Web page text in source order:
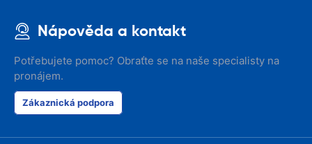
Nápověda a kontakt
Potřebujete pomoc? Obraťte se na naše specialisty na
pronájem.
Zákaznická podpora